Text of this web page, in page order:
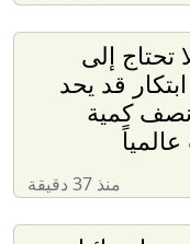
تحتاج إلى
ابتكار قد يحد
كمية
منذ 37 دقيقة